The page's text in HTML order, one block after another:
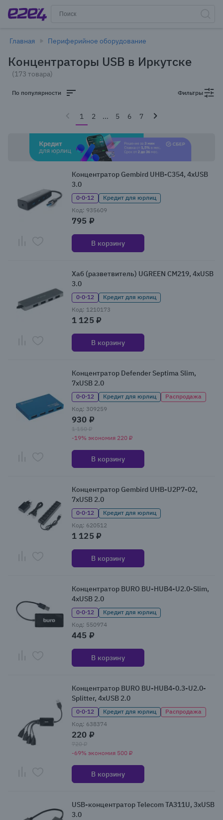
Главная Периферийное оборудование
Концентраторы USB в Иркутске
(173 товара)
По популярности Фильтры
1 2 ... 5 6 7
Концентратор Gembird UHB-C354, 4xUSB
3.0
0·0·12
Кредит для юрлиц
Код: 935609
795 ₽
В корзину
Хаб (разветвитель) UGREEN CM219, 4xUSB
3.0
0·0·12
Кредит для юрлиц
Код: 1210173
1 125 ₽
В корзину
Концентратор Defender Septima Slim,
7xUSB 2.0
0·0·12 Кредит для юрлиц
Распродажа
Код: 309259
930 ₽
1 150 ₽
-19% экономия 220 ₽
В корзину
Концентратор Gembird UHB-U2P7-02,
7xUSB 2.0
0·0·12
Кредит для юрлиц
Код: 620512
1 125 ₽
В корзину
Концентратор BURO BU-HUB4-U2.0-Slim,
4xUSB 2.0
0·0·12
Кредит для юрлиц
Код: 550974
445 ₽
В корзину
Концентратор BURO BU-HUB4-0.3-U2.0-
Splitter, 4xUSB 2.0
0·0·12 Кредит для юрлиц
Распродажа
Код: 638374
220 ₽
720 ₽
-69% экономия 500 ₽
В корзину
USB-концентратор Telecom TA311U, 3xUSB
3.0